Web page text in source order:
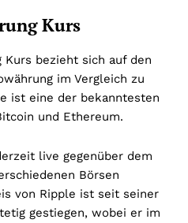
Kurs
Kurs bezieht sich auf den
im Vergleich zu
ist eine der bekanntesten
und Ethereum.
live gegenüber dem
Börsen
von Ripple ist seit seiner
gestiegen, wobei er im